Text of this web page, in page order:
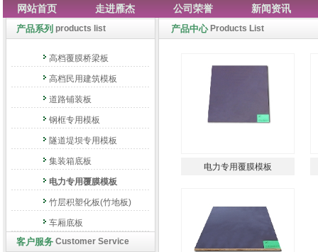
网站首页 走进雁杰 公司荣誉 新闻资讯
产品系列 products list
高档覆膜桥梁板
高档民用建筑模板
道路铺装板
钢框专用模板
隧道堤坝专用模板
集装箱底板
电力专用覆膜模板
竹层积塑化板(竹地板)
车厢底板
客户服务 Customer Service
产品中心Products List
电力专用覆膜模板